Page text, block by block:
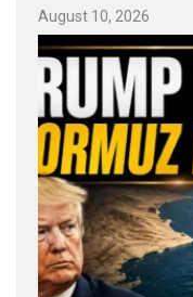
August 10, 2026